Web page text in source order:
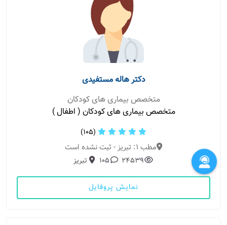
دکتر هاله مستفیدی
متخصص بیماری های کودکان
متخصص بیماری های کودکان ( اطفال )
(105)
مطب 1: تبریز - ثبت نشده است
24539
105 تبریز
نمایش پروفایل